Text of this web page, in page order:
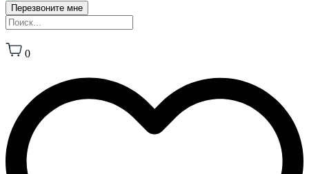
Перезвоните мне
0